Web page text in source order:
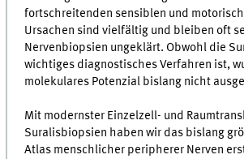
fortschreitenden sensiblen und
Ursachen sind vielfältig und bleiben oft
Nervenbiopsien ungeklärt. Obwohl die
wichtiges diagnostisches Verfahren ist,
molekulares Potenzial bislang nicht
Mit modernster Einzelzell- und
Suralisbiopsien haben wir das bislang
Atlas menschlicher peripherer Nerven